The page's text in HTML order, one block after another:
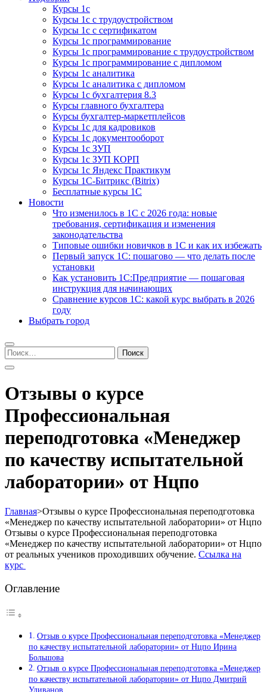
Курсы 1с
Курсы 1с с трудоустройством
Курсы 1с с сертификатом
Курсы 1с программирование
Курсы 1с программирование с трудоустройством
Курсы 1с программирование с дипломом
Курсы 1с аналитика
Курсы 1с аналитика с дипломом
Курсы 1с бухгалтерия 8.3
Курсы главного бухгалтера
Курсы бухгалтер-маркетплейсов
Курсы 1с для кадровиков
Курсы 1с документооборот
Курсы 1с ЗУП
Курсы 1с ЗУП КОРП
Курсы 1с Яндекс Практикум
Курсы 1С-Битрикс (Bitrix)
Бесплатные курсы 1С
Новости
Что изменилось в 1С с 2026 года: новые
требования, сертификация и изменения
законодательства
Типовые ошибки новичков в 1С и как их избежать
Первый запуск 1С: пошагово — что делать после
установки
Как установить 1С:Предприятие — пошаговая
инструкция для начинающих
Сравнение курсов 1С: какой курс выбрать в 2026
году
Выбрать город
Найти:
Отзывы о курсе
Профессиональная
переподготовка «Менеджер
по качеству испытательной
лаборатории» от Нцпо
Главная>Отзывы о курсе Профессиональная переподготовка
«Менеджер по качеству испытательной лаборатории» от Нцпо
Отзывы о курсе Профессиональная переподготовка
«Менеджер по качеству испытательной лаборатории» от Нцпо
от реальных учеников проходивших обучение. Ссылка на
курс
Оглавление
Отзыв о курсе Профессиональная переподготовка «Менеджер
по качеству испытательной лаборатории» от Нцпо Ирина
Большова
Отзыв о курсе Профессиональная переподготовка «Менеджер
по качеству испытательной лаборатории» от Нцпо Дмитрий
Уливанов